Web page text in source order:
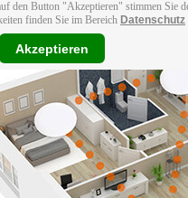
den Button "Akzeptieren" stimmen Sie
finden Sie im Bereich Datenschutz
Akzeptieren